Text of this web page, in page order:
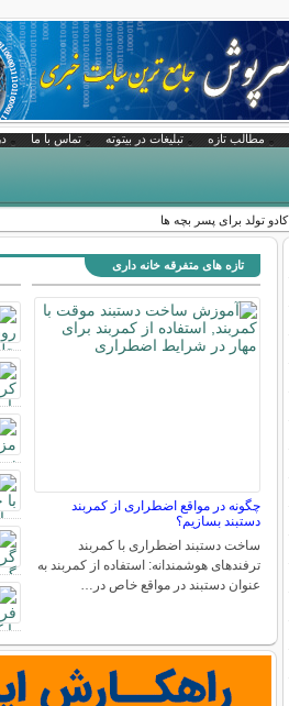
مطالب تازه تبلیغات در بیتوته تماس با ما
کادو تولد برای پسر بچه ها
تازه های متفرقه خانه داری
چگونه در مواقع اضطراری از کمربند
دستبند بسازیم؟
ساخت دستبند اضطراری با کمربند
ترفندهای هوشمندانه: استفاده از کمربند به
عنوان دستبند در مواقع خاص در…